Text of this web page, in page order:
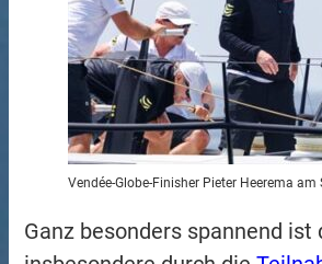
Vendée-Globe-Finisher Pieter Heerema
Ganz besonders spannend